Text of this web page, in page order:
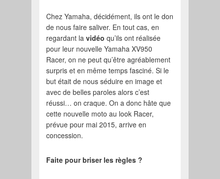
Chez Yamaha, décidément, ils ont le don
de nous faire saliver. En tout cas, en
regardant lavidéo qu’ils ont réalisée
pour leur nouvelle Yamaha XV950
Racer, on ne peut qu’être agréablement
surpris et en même temps fasciné. Si le
but était de nous séduire en image et
avec de belles paroles alors c’est
réussi… on craque. On a donc hâte que
cette nouvelle moto au look Racer,
prévue pour mai 2015, arrive en
concession.
Faite pour briser les règles ?